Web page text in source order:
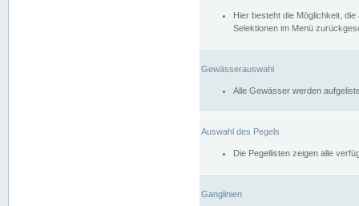
Hier besteht die Möglichkeit,
Selektionen im Menü
Gewässerauswahl
Alle Gewässer werden
Auswahl des Pegels
Die Pegellisten zeigen alle
Ganglinien